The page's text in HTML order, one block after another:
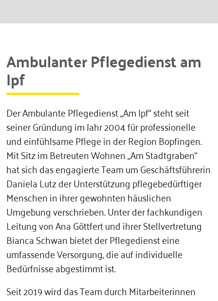
Ambulanter Pflegedienst am
Ipf
Der Ambulante Pflegedienst „Am Ipf“ steht seit
seiner Gründung im Jahr 2004 für professionelle
und einfühlsame Pflege in der Region Bopfingen.
Mit Sitz im Betreuten Wohnen „Am Stadtgraben“
hat sich das engagierte Team um Geschäftsführerin
Daniela Lutz der Unterstützung pflegebedürftiger
Menschen in ihrer gewohnten häuslichen
Umgebung verschrieben. Unter der fachkundigen
Leitung von Ana Göttfert und ihrer Stellvertretung
Bianca Schwan bietet der Pflegedienst eine
umfassende Versorgung, die auf individuelle
Bedürfnisse abgestimmt ist.
Seit 2019 wird das Team durch Mitarbeiterinnen